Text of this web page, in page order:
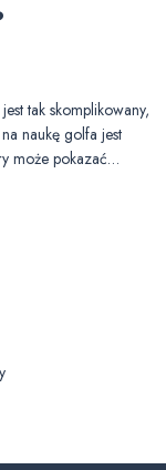
tak skomplikowany,
naukę golfa jest
może pokazać…